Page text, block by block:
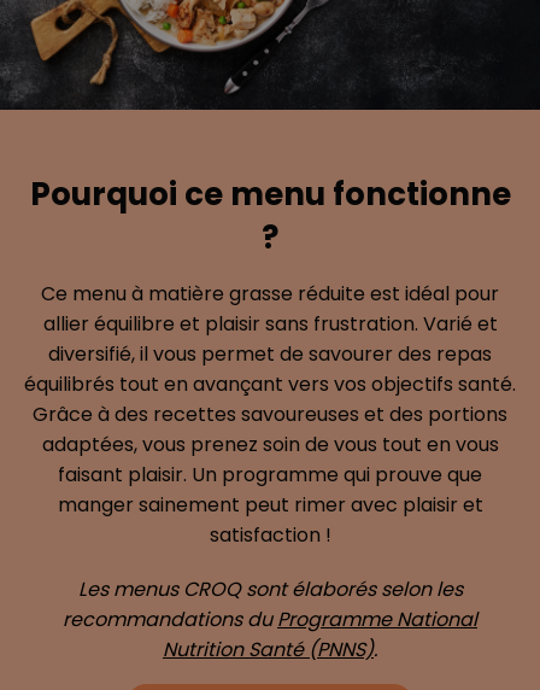
Pourquoi ce menu fonctionne
?
Ce menu à matière grasse réduite est idéal pour
allier équilibre et plaisir sans frustration. Varié et
diversifié, il vous permet de savourer des repas
équilibrés tout en avançant vers vos objectifs santé.
Grâce à des recettes savoureuses et des portions
adaptées, vous prenez soin de vous tout en vous
faisant plaisir. Un programme qui prouve que
manger sainement peut rimer avec plaisir et
satisfaction !
Les menus CROQ sont élaborés selon les
recommandations duProgramme National
Nutrition Santé (PNNS).